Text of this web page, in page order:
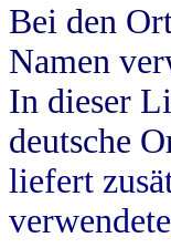
Bei den
Namen
In dieser
deutsche
liefert